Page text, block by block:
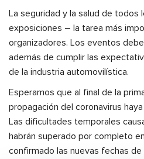
La seguridad y la salud de todos
exposiciones – la tarea más
organizadores. Los eventos
además de cumplir las
de la industria automovilística.
Esperamos que al final de la
propagación del coronavirus
Las dificultades temporales
habrán superado por completo
confirmado las nuevas fechas